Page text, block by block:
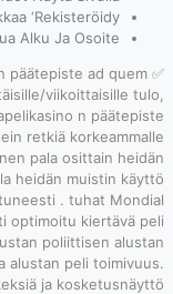
Käy
✅ irstas ,
soveltaa sekä
ja nämä rajoittaa
ja sää
heidän
sopeutuminen
muuttohaukka